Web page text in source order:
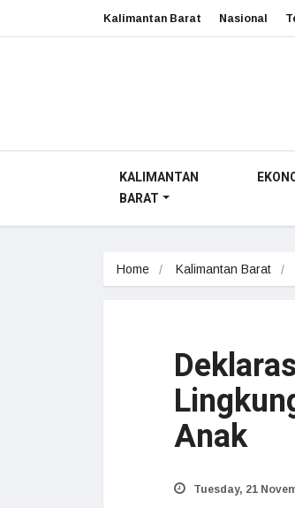
Kalimantan Barat Nasional
KALIMANTAN
BARAT
Home Kalimantan Barat
Anak
Tuesday, 21